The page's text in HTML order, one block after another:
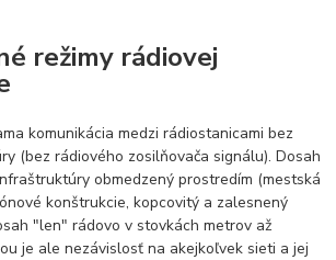
režimy rádiovej
komunikácia medzi rádiostanicami bez
(bez rádiového zosilňovača signálu). Dosah
obmedzený prostredím (mestská
konštrukcie, kopcovitý a zalesnený
"len" rádovo v stovkách metrov až
je ale nezávislosť na akejkoľvek sieti a jej